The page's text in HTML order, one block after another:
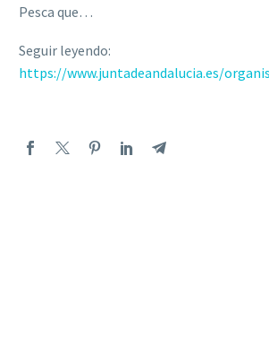
Pesca que…
Seguir leyendo:
https://www.juntadeandalucia.es/